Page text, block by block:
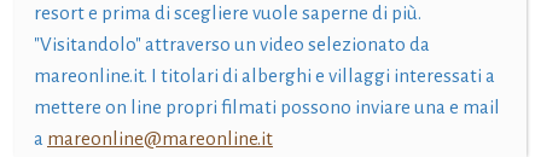
resort e prima di scegliere vuole saperne di più.
"Visitandolo" attraverso un video selezionato da
mareonline.it. I titolari di alberghi e villaggi interessati a
mettere on line propri filmati possono inviare una e mail
a mareonline@mareonline.it